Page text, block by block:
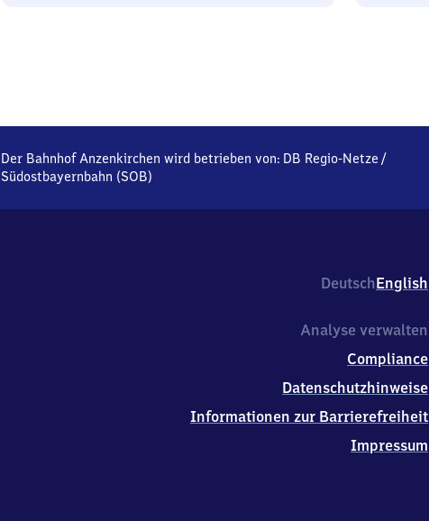
Der Bahnhof Anzenkirchen wird betrieben von: DB Regio-Netze /
Südostbayernbahn (SOB)
DeutschEnglish
Analyse verwalten
Compliance
Datenschutzhinweise
Informationen zur Barrierefreiheit
Impressum